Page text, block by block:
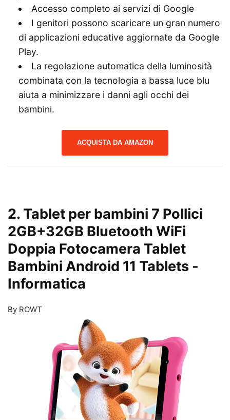
Accesso completo ai servizi di Google
I genitori possono scaricare un gran numero
di applicazioni educative aggiornate da Google
Play.
La regolazione automatica della luminosità
combinata con la tecnologia a bassa luce blu
aiuta a minimizzare i danni agli occhi dei
bambini.
ACQUISTA DA AMAZON
2. Tablet per bambini 7 Pollici
2GB+32GB Bluetooth WiFi
Doppia Fotocamera Tablet
Bambini Android 11 Tablets -
Informatica
By ROWT